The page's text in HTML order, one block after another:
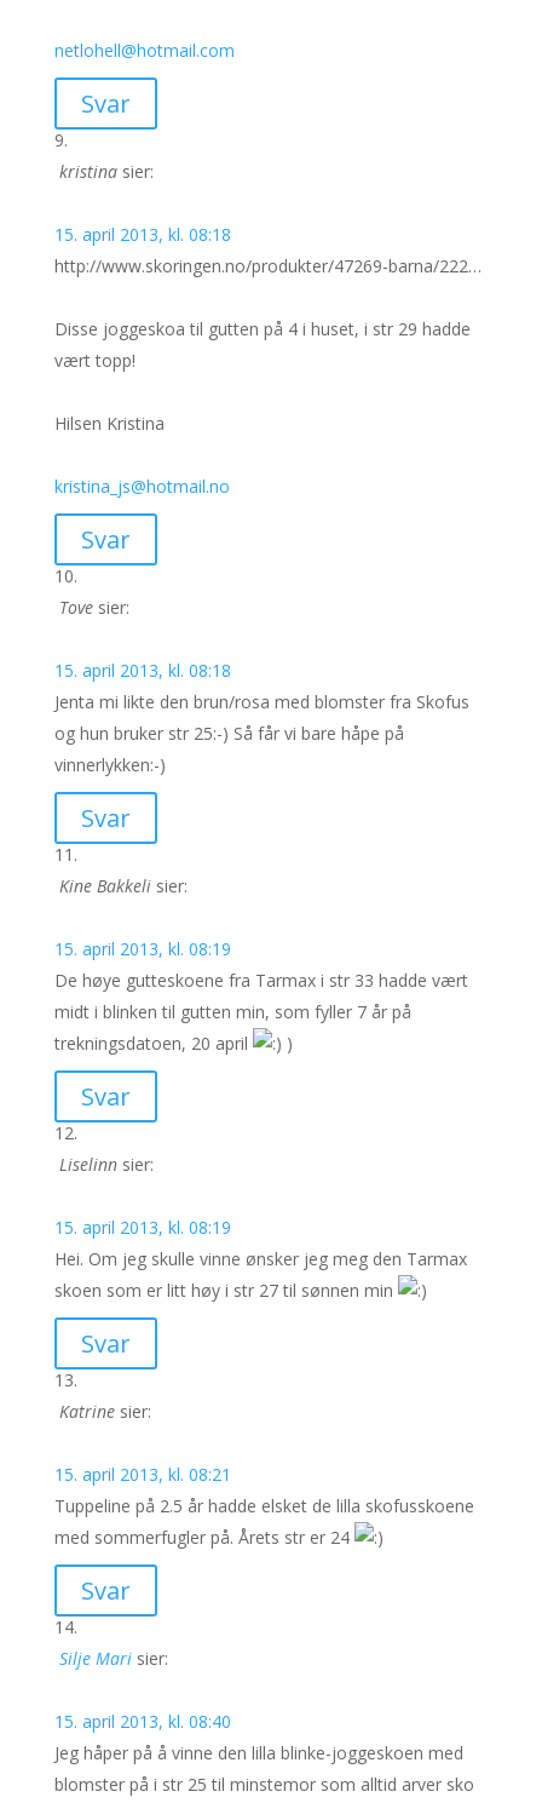
netlohell@hotmail.com
Svar
kristina sier:
15. april 2013, kl. 08:18
http://www.skoringen.no/produkter/47269-barna/222…
Disse joggeskoa til gutten på 4 i huset, i str 29 hadde
vært topp!
Hilsen Kristina
kristina_js@hotmail.no
Svar
Tove sier:
15. april 2013, kl. 08:18
Jenta mi likte den brun/rosa med blomster fra Skofus
og hun bruker str 25:-) Så får vi bare håpe på
vinnerlykken:-)
Svar
Kine Bakkeli sier:
15. april 2013, kl. 08:19
De høye gutteskoene fra Tarmax i str 33 hadde vært
midt i blinken til gutten min, som fyller 7 år på
trekningsdatoen, 20 april
)
Svar
Liselinn sier:
15. april 2013, kl. 08:19
Hei. Om jeg skulle vinne ønsker jeg meg den Tarmax
skoen som er litt høy i str 27 til sønnen min
Svar
Katrine sier:
15. april 2013, kl. 08:21
Tuppeline på 2.5 år hadde elsket de lilla skofusskoene
med sommerfugler på. Årets str er 24
Svar
Silje Mari sier:
15. april 2013, kl. 08:40
Jeg håper på å vinne den lilla blinke-joggeskoen med
blomster på i str 25 til minstemor som alltid arver sko